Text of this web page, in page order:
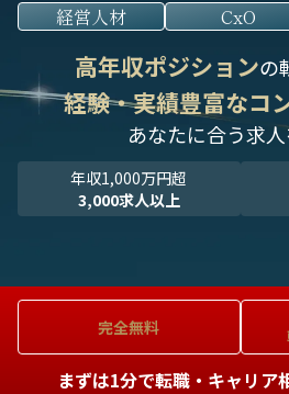
経営人材 CxO
高年収ポジションの
経験・実績豊富なコ
あなたに合う求
年収1,000万円超
3,000求人以上
完全無料
まずは1分で転職・キャリア